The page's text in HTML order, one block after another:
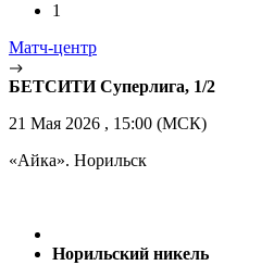
1
Матч-центр
БЕТСИТИ Суперлига, 1/2
21 Мая 2026 , 15:00 (МСК)
«Айка». Норильск
Норильский никель